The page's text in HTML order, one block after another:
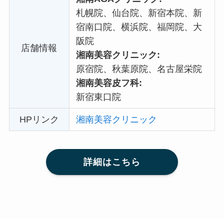
店舗情報
札幌院、仙台院、新宿本院、新
宿南口院、横浜院、福岡院、大
阪院
湘南美容クリニック:
原宿院、秋葉原院、名古屋栄院
湘南美容皮フ科:
新宿東口院
HPリンク 湘南美容クリニック
詳細はこちら